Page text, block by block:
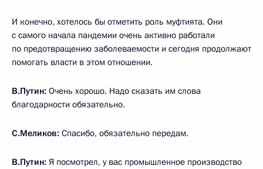
И конечно, хотелось бы отметить роль муфтията. Они
с самого начала пандемии очень активно работали
по предотвращению заболеваемости и сегодня продолжают
помогать власти в этом отношении.
В.Путин: Очень хорошо. Надо сказать им слова
благодарности обязательно.
С.Меликов: Спасибо, обязательно передам.
В.Путин: Я посмотрел, у вас промышленное производство